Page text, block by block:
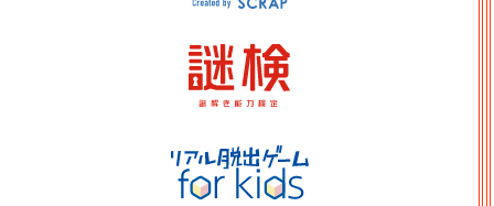
リアル脱出ゲーム for kids